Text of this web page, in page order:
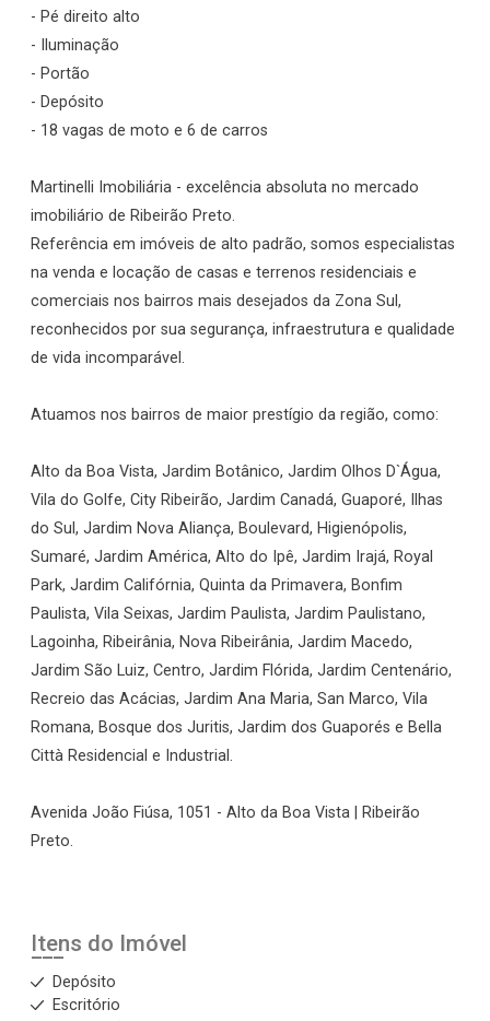
- Pé direito alto
- Iluminação
- Portão
- Depósito
- 18 vagas de moto e 6 de carros
Martinelli Imobiliária - excelência absoluta no mercado
imobiliário de Ribeirão Preto.
Referência em imóveis de alto padrão, somos especialistas
na venda e locação de casas e terrenos residenciais e
comerciais nos bairros mais desejados da Zona Sul,
reconhecidos por sua segurança, infraestrutura e qualidade
de vida incomparável.
Atuamos nos bairros de maior prestígio da região, como:
Alto da Boa Vista, Jardim Botânico, Jardim Olhos D`Água,
Vila do Golfe, City Ribeirão, Jardim Canadá, Guaporé, Ilhas
do Sul, Jardim Nova Aliança, Boulevard, Higienópolis,
Sumaré, Jardim América, Alto do Ipê, Jardim Irajá, Royal
Park, Jardim Califórnia, Quinta da Primavera, Bonfim
Paulista, Vila Seixas, Jardim Paulista, Jardim Paulistano,
Lagoinha, Ribeirânia, Nova Ribeirânia, Jardim Macedo,
Jardim São Luiz, Centro, Jardim Flórida, Jardim Centenário,
Recreio das Acácias, Jardim Ana Maria, San Marco, Vila
Romana, Bosque dos Juritis, Jardim dos Guaporés e Bella
Città Residencial e Industrial.
Avenida João Fiúsa, 1051 - Alto da Boa Vista | Ribeirão
Preto.
Itens do Imóvel
Depósito
Escritório